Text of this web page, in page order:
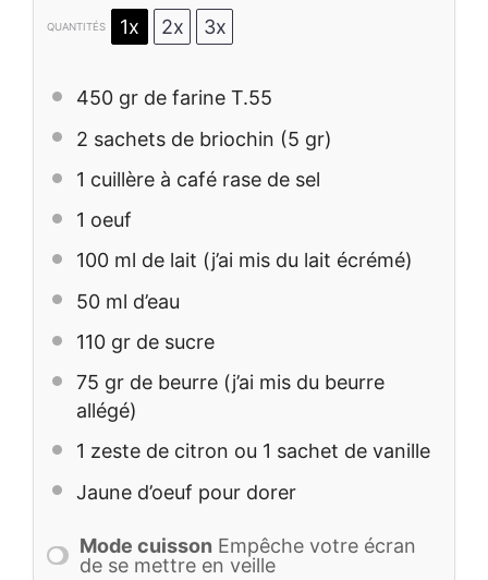
QUANTITÉS 1x 2x 3x
450 gr de farine T.55
2 sachets de briochin (5 gr)
1 cuillère à café rase de sel
1 oeuf
100 ml de lait (j’ai mis du lait écrémé)
50 ml d’eau
110 gr de sucre
75 gr de beurre (j’ai mis du beurre
allégé)
1 zeste de citron ou 1 sachet de vanille
Jaune d’oeuf pour dorer
Mode cuisson Empêche votre écran
de se mettre en veille